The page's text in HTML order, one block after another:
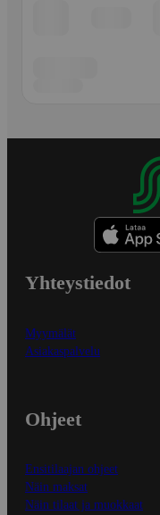
Yhteystiedot
Myymälät
Asiakaspalvelu
Ohjeet
Ensitilaajan ohjeet
Näin maksat
Näin tilaat ja muokkaat